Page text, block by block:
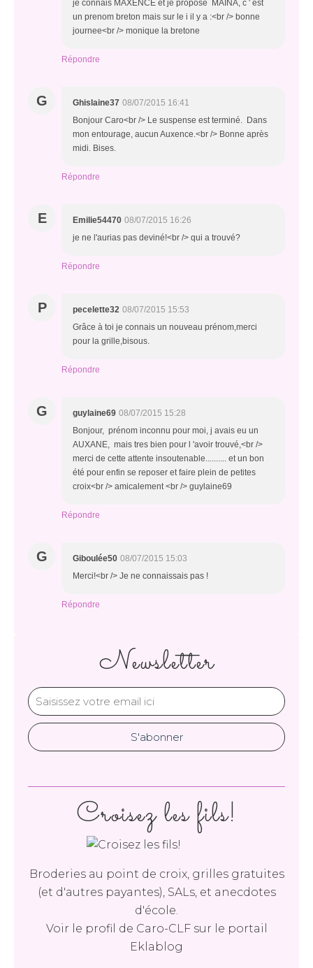
je connais MAXENCE et je propose MAINA, c ' est
un prenom breton mais sur le i il y a :<br /> bonne
journee<br /> monique la bretone
Répondre
G Ghislaine37 08/07/2015 16:41
Bonjour Caro<br /> Le suspense est terminé. Dans
mon entourage, aucun Auxence.<br /> Bonne après
midi. Bises.
Répondre
E Emilie54470 08/07/2015 16:26
je ne l'aurias pas deviné!<br /> qui a trouvé?
Répondre
P pecelette32 08/07/2015 15:53
Grâce à toi je connais un nouveau prénom,merci
pour la grille,bisous.
Répondre
G guylaine69 08/07/2015 15:28
Bonjour, prénom inconnu pour moi, j avais eu un
AUXANE, mais tres bien pour l 'avoir trouvé,<br />
merci de cette attente insoutenable.......... et un bon
été pour enfin se reposer et faire plein de petites
croix<br /> amicalement <br /> guylaine69
Répondre
G Giboulée50 08/07/2015 15:03
Merci!<br /> Je ne connaissais pas !
Répondre
Newsletter
Croisez les fils!
Broderies au point de croix, grilles gratuites
(et d'autres payantes), SALs, et anecdotes
d'école.
Voir le profil de Caro-CLFsur le portail
Eklablog